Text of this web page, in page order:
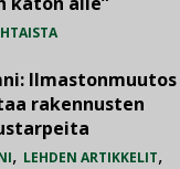
Ilmastonmuutos
rakennusten
, LEHDEN ARTIKKELIT,